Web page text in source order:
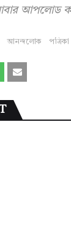
আপলোড
আনন্দলোক পত্রিকা